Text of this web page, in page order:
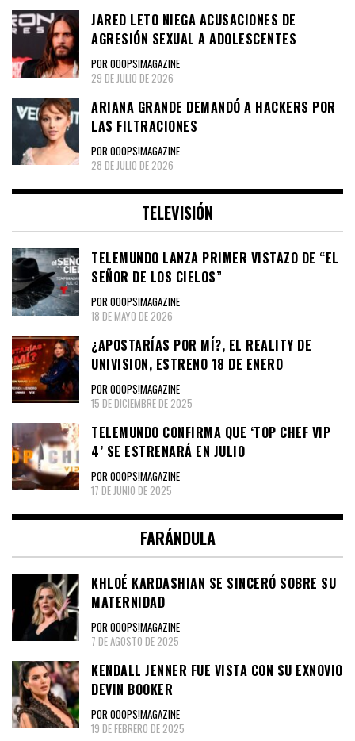
JARED LETO NIEGA ACUSACIONES DE
AGRESIÓN SEXUAL A ADOLESCENTES
POR OOOPS!MAGAZINE
29 DE JULIO DE 2026
ARIANA GRANDE DEMANDÓ A HACKERS POR
LAS FILTRACIONES
POR OOOPS!MAGAZINE
28 DE JULIO DE 2026
TELEVISIÓN
TELEMUNDO LANZA PRIMER VISTAZO DE “EL
SEÑOR DE LOS CIELOS”
POR OOOPS!MAGAZINE
18 DE MAYO DE 2026
¿APOSTARÍAS POR MÍ?, EL REALITY DE
UNIVISION, ESTRENO 18 DE ENERO
POR OOOPS!MAGAZINE
15 DE DICIEMBRE DE 2025
TELEMUNDO CONFIRMA QUE ‘TOP CHEF VIP
4’ SE ESTRENARÁ EN JULIO
POR OOOPS!MAGAZINE
17 DE JUNIO DE 2025
FARÁNDULA
KHLOÉ KARDASHIAN SE SINCERÓ SOBRE SU
MATERNIDAD
POR OOOPS!MAGAZINE
7 DE AGOSTO DE 2025
KENDALL JENNER FUE VISTA CON SU EXNOVIO
DEVIN BOOKER
POR OOOPS!MAGAZINE
19 DE FEBRERO DE 2025